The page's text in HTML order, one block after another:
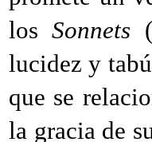
losSonnets
lucidez y
que se
la gracia de